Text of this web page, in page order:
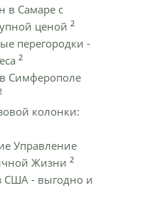
в Самаре с
ценой 2
перегородки -
2
Симферополе
колонки:
Управление
Жизни 2
США - выгодно и